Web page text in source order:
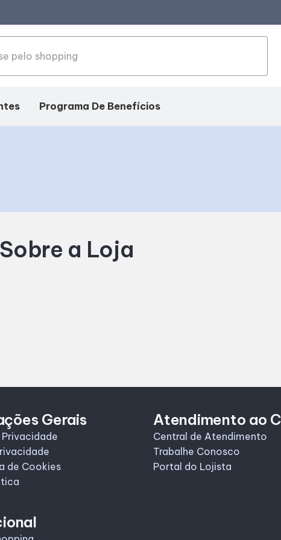
Programa De Benefícios
Sobre a Loja
Gerais
de Cookies
Atendimento ao
Central de Atendimento
Trabalhe Conosco
Portal do Lojista